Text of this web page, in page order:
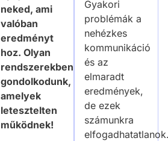
neked, ami
valóban
eredményt
hoz. Olyan
rendszerekben
gondolkodunk,
amelyek
letesztelten
működnek!
Gyakori
problémák a
nehézkes
kommunikáció
és az
elmaradt
eredmények,
de ezek
számunkra